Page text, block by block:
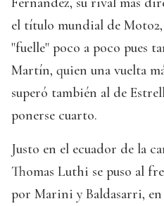
el título mundial de
"fuelle" poco a poco pues
Martín, quien una vuelta
superó también al de
ponerse cuarto.
Justo en el ecuador de la
Thomas Luthi se puso al
por Marini y Baldasarri,